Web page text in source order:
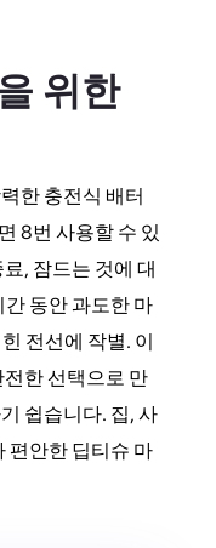
위한
한 충전식 배터
8번 사용할 수 있
, 잠드는 것에 대
동안 과도한 마
전선에 작별. 이
한 선택으로 만
쉽습니다. 집, 사
편안한 딥티슈 마